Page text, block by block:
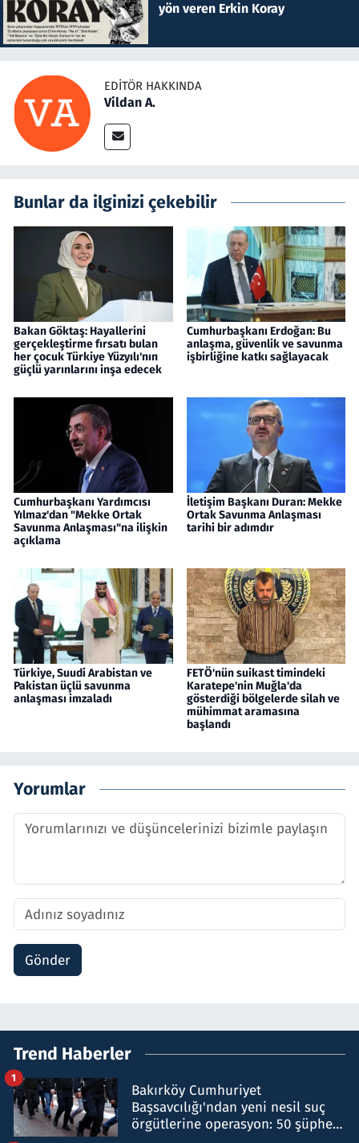
yön veren Erkin Koray
EDITÖR HAKKINDA
Vildan A.
Bunlar da ilginizi çekebilir
Bakan Göktaş: Hayallerini
gerçekleştirme fırsatı bulan
her çocuk Türkiye Yüzyılı'nın
güçlü yarınlarını inşa edecek
Cumhurbaşkanı Erdoğan: Bu
anlaşma, güvenlik ve savunma
işbirliğine katkı sağlayacak
Cumhurbaşkanı Yardımcısı
Yılmaz'dan "Mekke Ortak
Savunma Anlaşması"na ilişkin
açıklama
İletişim Başkanı Duran: Mekke
Ortak Savunma Anlaşması
tarihi bir adımdır
Türkiye, Suudi Arabistan ve
Pakistan üçlü savunma
anlaşması imzaladı
FETÖ'nün suikast timindeki
Karatepe'nin Muğla'da
gösterdiği bölgelerde silah ve
mühimmat aramasına
başlandı
Yorumlar
Gönder
Trend Haberler
Bakırköy Cumhuriyet
Başsavcılığı'ndan yeni nesil suç
örgütlerine operasyon: 50 şüpheli
1